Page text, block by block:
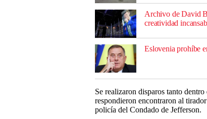
Archivo de David
creatividad
Eslovenia prohíbe
Se realizaron disparos tanto
respondieron encontraron al
policía del Condado de Jefferson.